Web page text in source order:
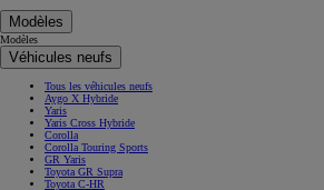
Modèles
Modèles
Véhicules neufs
Tous les véhicules neufs
Aygo X Hybride
Yaris
Yaris Cross Hybride
Corolla
Corolla Touring Sports
GR Yaris
Toyota GR Supra
Toyota C-HR